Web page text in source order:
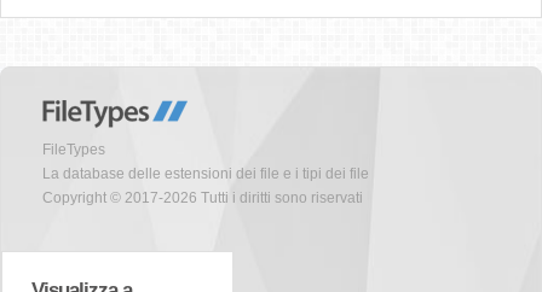
FileTypes
La database delle estensioni dei file e i tipi dei file
Copyright © 2017-2026 Tutti i diritti sono riservati